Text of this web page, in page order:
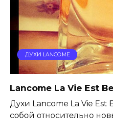
ДУХИ LANCOME
Lancome La Vie Est
Духи Lancome La Vie Est
собой относительно